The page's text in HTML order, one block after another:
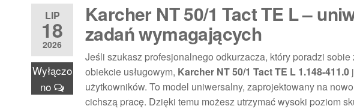
LIP
18
2026
Wyłączo
no
Karcher NT 50/1 Tact TE L –
zadań wymagających
Jeśli szukasz profesjonalnego odkurzacza, który poradzi
obiekcie usługowym, Karcher NT 50/1 Tact TE L 1.148-411.0
użytkowników. To model uniwersalny, zaprojektowany na
cichszą pracę. Dzięki temu możesz utrzymać wysoki poziom